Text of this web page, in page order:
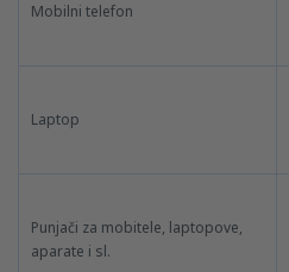
Mobilni telefon
Laptop
Punjači za mobitele, laptopove,
aparate i sl.